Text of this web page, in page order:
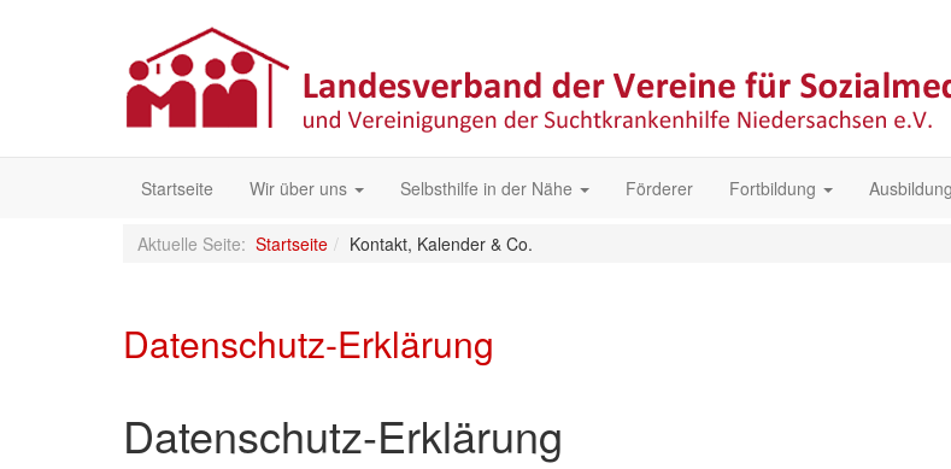
Startseite Wir über uns Selbsthilfe in der Nähe Förderer Fortbildung Ausbildung
Aktuelle Seite: Startseite Kontakt, Kalender & Co.
Datenschutz-Erklärung
Datenschutz-Erklärung